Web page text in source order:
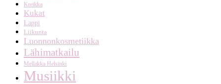
Kreikka
Kukat
Lappi
Liikunta
Luonnonkosmetiikka
Lähimatkailu
Mellakka Helsinki
Musiikki